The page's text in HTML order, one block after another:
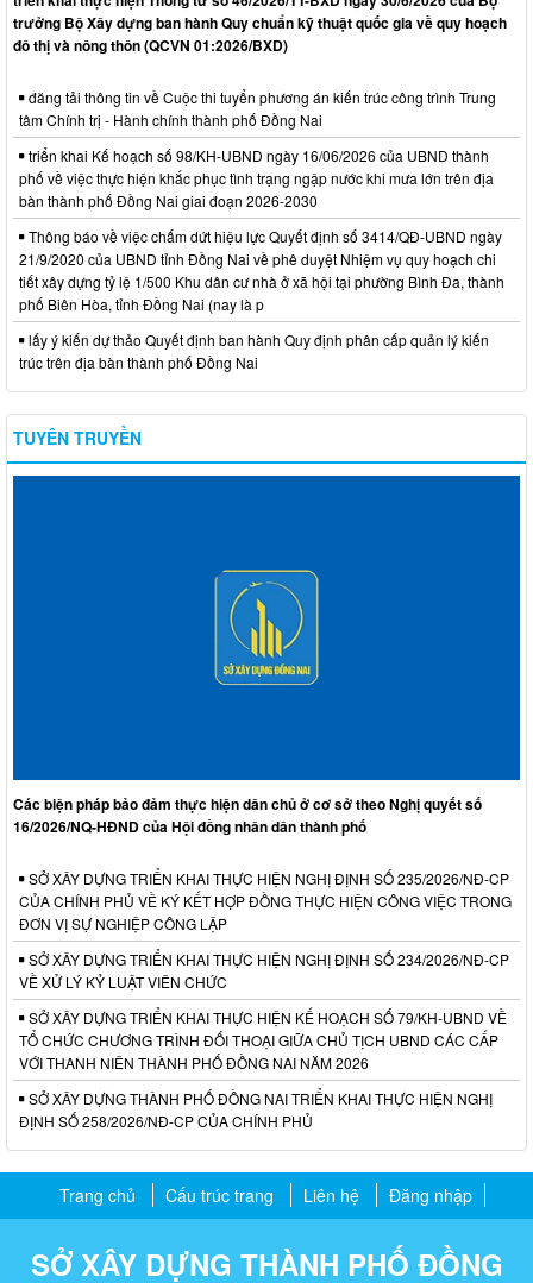
trưởng Bộ Xây dựng ban hành Quy chuẩn kỹ thuật quốc gia về quy hoạch
đô thị và nông thôn (QCVN 01:2026/BXD)
đăng tải thông tin về Cuộc thi tuyển phương án kiến trúc công trình Trung
tâm Chính trị - Hành chính thành phố Đồng Nai
triển khai Kế hoạch số 98/KH-UBND ngày 16/06/2026 của UBND thành
phố về việc thực hiện khắc phục tình trạng ngập nước khi mưa lớn trên địa
bàn thành phố Đồng Nai giai đoạn 2026-2030
Thông báo về việc chấm dứt hiệu lực Quyết định số 3414/QĐ-UBND ngày
21/9/2020 của UBND tỉnh Đồng Nai về phê duyệt Nhiệm vụ quy hoạch chi
tiết xây dựng tỷ lệ 1/500 Khu dân cư nhà ở xã hội tại phường Bình Đa, thành
phố Biên Hòa, tỉnh Đồng Nai (nay là p
lấy ý kiến dự thảo Quyết định ban hành Quy định phân cấp quản lý kiến
trúc trên địa bàn thành phố Đồng Nai
TUYÊN TRUYỀN
Các biện pháp bảo đảm thực hiện dân chủ ở cơ sở theo Nghị quyết số
16/2026/NQ-HĐND của Hội đồng nhân dân thành phố
SỞ XÂY DỰNG TRIỂN KHAI THỰC HIỆN NGHỊ ĐỊNH SỐ 235/2026/NĐ-CP
CỦA CHÍNH PHỦ VỀ KÝ KẾT HỢP ĐỒNG THỰC HIỆN CÔNG VIỆC TRONG
ĐƠN VỊ SỰ NGHIỆP CÔNG LẬP
SỞ XÂY DỰNG TRIỂN KHAI THỰC HIỆN NGHỊ ĐỊNH SỐ 234/2026/NĐ-CP
VỀ XỬ LÝ KỶ LUẬT VIÊN CHỨC
SỞ XÂY DỰNG TRIỂN KHAI THỰC HIỆN KẾ HOẠCH SỐ 79/KH-UBND VỀ
TỔ CHỨC CHƯƠNG TRÌNH ĐỐI THOẠI GIỮA CHỦ TỊCH UBND CÁC CẤP
VỚI THANH NIÊN THÀNH PHỐ ĐỒNG NAI NĂM 2026
SỞ XÂY DỰNG THÀNH PHỐ ĐỒNG NAI TRIỂN KHAI THỰC HIỆN NGHỊ
ĐỊNH SỐ 258/2026/NĐ-CP CỦA CHÍNH PHỦ
Trang chủ Cấu trúc trang Liên hệ Đăng nhập
SỞ XÂY DỰNG THÀNH PHỐ ĐỒNG